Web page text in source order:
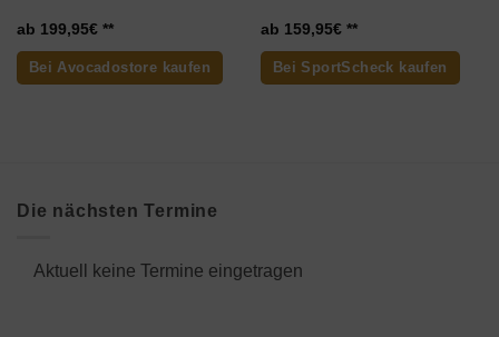
199,95€
Bei Avocadostore kaufen
159,95€
Bei SportScheck kaufen
Die nächsten Termine
Aktuell keine Termine eingetragen